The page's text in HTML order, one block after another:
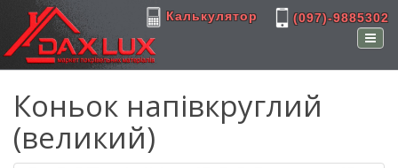
(097)-9885302
Калькулятор
Коньок напівкруглий
(великий)